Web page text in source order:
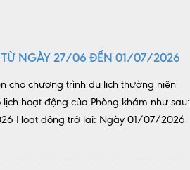
NGÀY 27/06 ĐẾN 01/07/2026
cho chương trình du lịch thường niên
hoạt động của Phòng khám như sau:
Hoạt động trở lại: Ngày 01/07/2026